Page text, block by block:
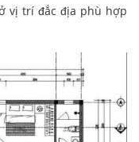
vị trí đắc địa phù hợp